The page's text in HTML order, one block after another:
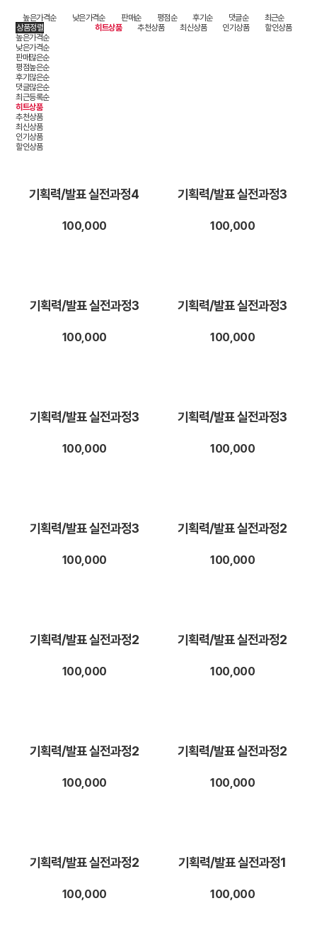
높은가격순 낮은가격순 판매순 평점순 후기순 댓글순
최근순
히트상품
추천상품 최신상품 인기상품 할인상품
상품정렬
높은가격순
낮은가격순
판매많은순
평점높은순
후기많은순
댓글많은순
최근등록순
히트상품
추천상품
최신상품
인기상품
할인상품
기획력/발표 실전과정4
100,000
기획력/발표 실전과정3
100,000
기획력/발표 실전과정3
100,000
기획력/발표 실전과정3
100,000
기획력/발표 실전과정3
100,000
기획력/발표 실전과정3
100,000
기획력/발표 실전과정3
100,000
기획력/발표 실전과정2
100,000
기획력/발표 실전과정2
100,000
기획력/발표 실전과정2
100,000
기획력/발표 실전과정2
100,000
기획력/발표 실전과정2
100,000
기획력/발표 실전과정2
100,000
기획력/발표 실전과정1
100,000